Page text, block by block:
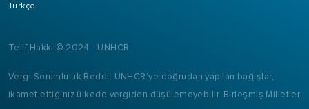
Türkçe
Telif Hakkı © 2024 - UNHCR
Vergi Sorumluluk Reddi: UNHCR’ye doğrudan yapılan bağışlar,
ikamet ettiğiniz ülkede vergiden düşülemeyebilir. Birleşmiş Milletler